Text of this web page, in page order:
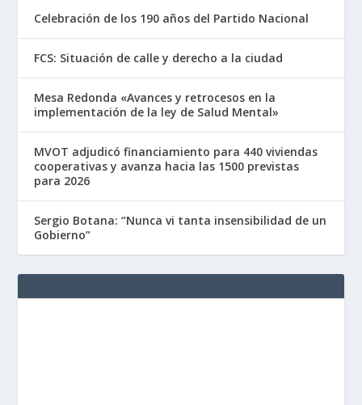
Celebración de los 190 años del Partido Nacional
FCS: Situación de calle y derecho a la ciudad
Mesa Redonda «Avances y retrocesos en la
implementación de la ley de Salud Mental»
MVOT adjudicó financiamiento para 440 viviendas
cooperativas y avanza hacia las 1500 previstas
para 2026
Sergio Botana: “Nunca vi tanta insensibilidad de un
Gobierno”